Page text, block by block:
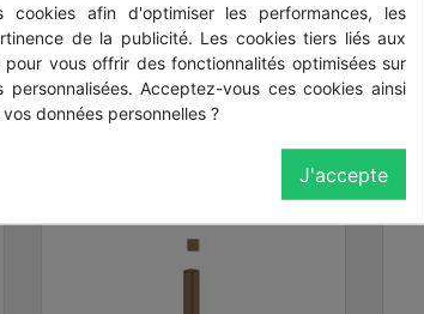
Aperçu rapide
Demi panneau écran
bois Aquilon
Prix
95,40 €
afin d'optimiser les performances, les
de la publicité. Les cookies tiers liés aux
vous offrir des fonctionnalités optimisées sur
Acceptez-vous ces cookies ainsi
données personnelles ?
J'accepte